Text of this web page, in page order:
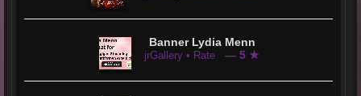
Banner Lydia Menn
jrGallery • Rate — 5 ★